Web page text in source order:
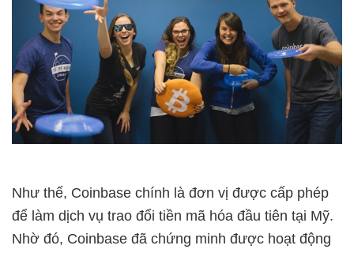
Như thế, Coinbase chính là đơn vị được cấp phép
để làm dịch vụ trao đổi tiền mã hóa đầu tiên tại Mỹ.
Nhờ đó, Coinbase đã chứng minh được hoạt động